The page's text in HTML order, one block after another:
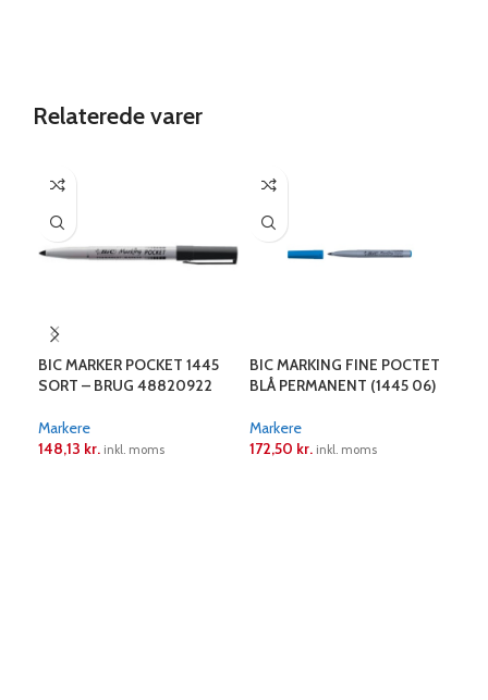
Relaterede varer
BIC MARKER POCKET 1445
SORT – BRUG 48820922
Markere
148,13 kr. inkl. moms
BIC MARKING FINE POCTET
BLÅ PERMANENT (1445 06)
Markere
172,50 kr. inkl. moms